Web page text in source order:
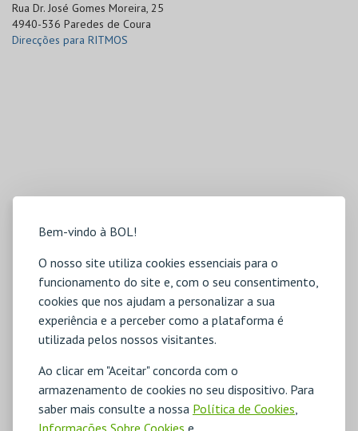
Bem-vindo à BOL!
O nosso site utiliza cookies essenciais para o
funcionamento do site e, com o seu consentimento,
cookies que nos ajudam a personalizar a sua
experiência e a perceber como a plataforma é
utilizada pelos nossos visitantes.
Ao clicar em "Aceitar" concorda com o
armazenamento de cookies no seu dispositivo. Para
saber mais consulte a nossa Política de Cookies
Informações Sobre Cookies e
Rua Dr. José Gomes Moreira, 25
4940-536 Paredes de Coura
Direcções para RITMOS